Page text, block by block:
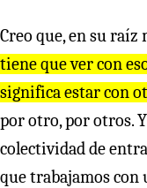
Creo que, en su raíz
tiene que ver con
significa estar con
por otro, por otros.
colectividad de
que trabajamos con